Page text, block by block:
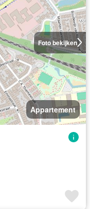
Foto bekijken
Appartement